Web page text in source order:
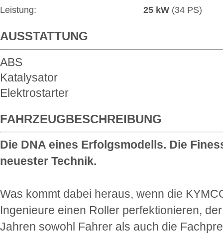
Leistung:
25 kW (34 PS)
AUSSTATTUNG
ABS
Katalysator
Elektrostarter
FAHRZEUGBESCHREIBUNG
Die DNA eines Erfolgsmodells. Die
neuester Technik.
Was kommt dabei heraus, wenn die
Ingenieure einen Roller perfektionieren,
Jahren sowohl Fahrer als auch die